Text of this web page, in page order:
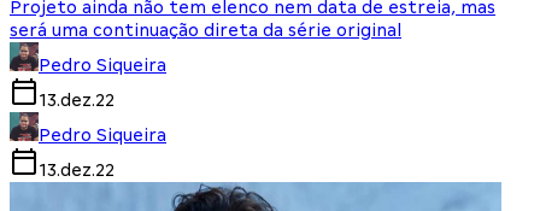
Projeto ainda não tem elenco nem data de estreia, mas
será uma continuação direta da série original
Pedro Siqueira
13.dez.22
Pedro Siqueira
13.dez.22